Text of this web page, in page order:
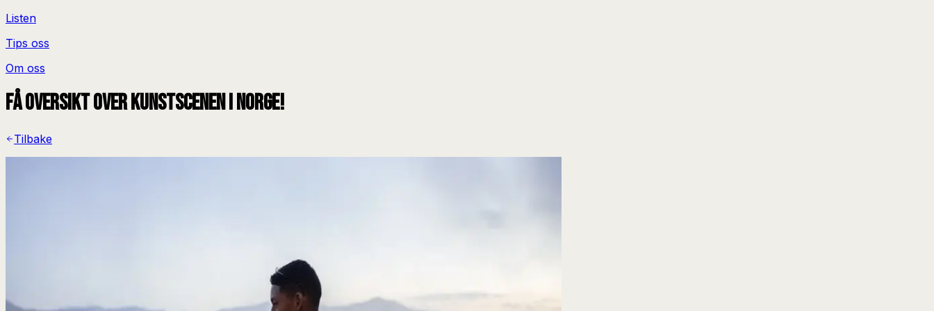
Listen
Tips oss
Om oss
Få oversikt over kunstscenen i Norge!
Tilbake